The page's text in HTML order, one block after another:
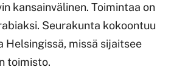
kansainvälinen. Toimintaa on
Seurakunta kokoontuu
Helsingissä, missä sijaitsee
toimisto.